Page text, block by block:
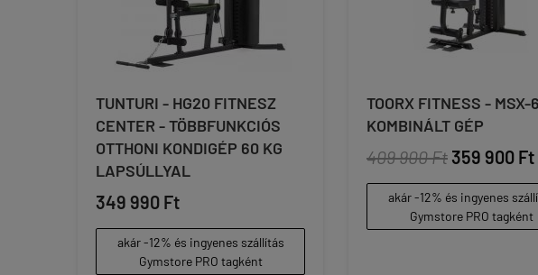
TUNTURI - HG20 FITNESZ
CENTER - TÖBBFUNKCIÓS
OTTHONI KONDIGÉP 60 KG
LAPSÚLLYAL
349 990 Ft
akár -12% és ingyenes szállítás
Gymstore PRO tagként
TOORX FITNESS - MSX-
KOMBINÁLT GÉP
409 900 Ft 359 900 Ft
akár -12% és ingyenes
Gymstore PRO tagként